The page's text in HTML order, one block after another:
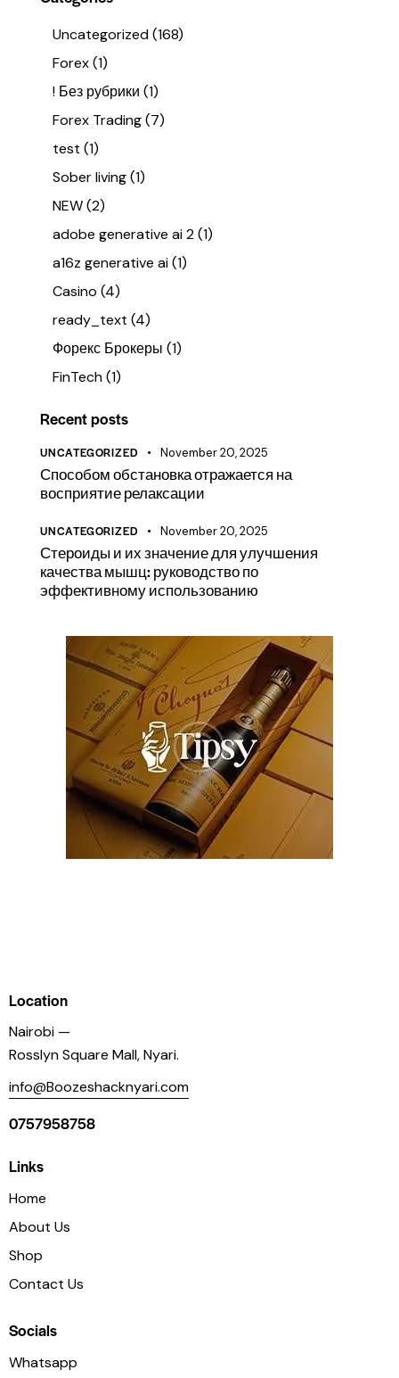
Uncategorized(168)
Forex(1)
! Без рубрики (1)
Forex Trading(7)
test (1)
Sober living(1)
NEW(2)
adobe generative ai 2(1)
a16z generative ai(1)
Casino (4)
ready_text (4)
Форекс Брокеры (1)
FinTech(1)
Recent posts
UNCATEGORIZED November 20, 2025
Способом обстановка отражается на
восприятие релаксации
UNCATEGORIZED November 20, 2025
Стероиды и их значение для улучшения
качества мышц: руководство по
эффективному использованию
Location
Nairobi —
Rosslyn Square Mall, Nyari.
info@Boozeshacknyari.com
0757958758
Links
Home
About Us
Shop
Contact Us
Socials
Whatsapp